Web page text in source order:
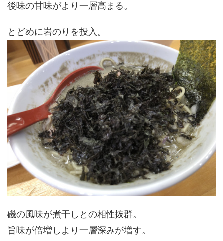
後味の甘味がより一層高まる。
とどめに岩のりを投入。
磯の風味が煮干しとの相性抜群。
旨味が倍増しより一層深みが増す。